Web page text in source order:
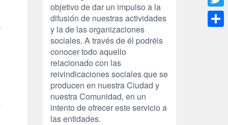
objetivo de dar un impulso a la
difusión de nuestras actividades
y la de las organizaciones
sociales. A través de él podréis
conocer todo aquello
relacionado con las
reivindicaciones sociales que se
producen en nuestra Ciudad y
nuestra Comunidad, en un
intento de ofrecer este servicio a
las entidades.